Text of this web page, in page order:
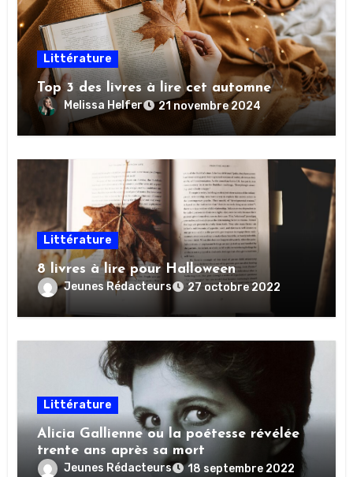
Littérature
Top 3 des livres à lire cet automne
Melissa Helfer 21 novembre 2024
Littérature
8 livres à lire pour Halloween
Jeunes Rédacteurs 27 octobre 2022
Littérature
Alicia Gallienne ou la poétesse révélée
trente ans après sa mort
Jeunes Rédacteurs 18 septembre 2022